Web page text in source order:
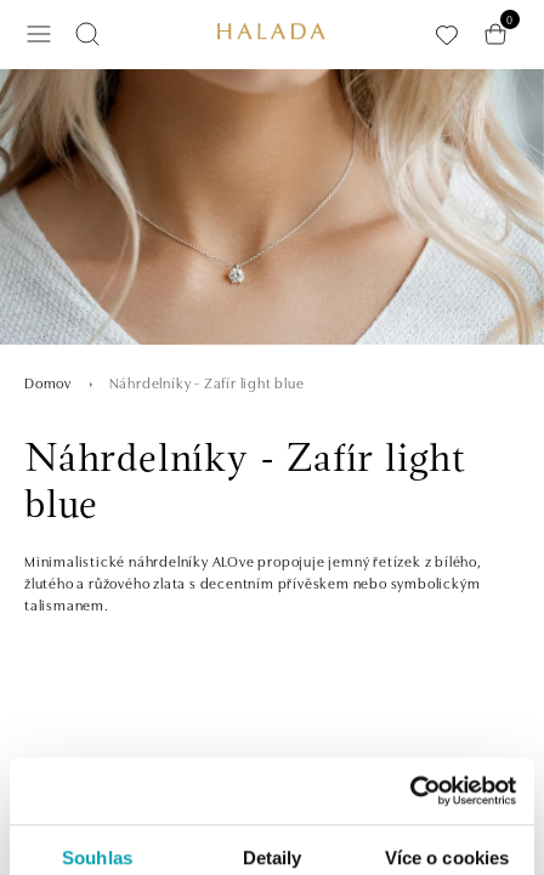
Souhlas Detaily Více o cookies
0
Domov Náhrdelníky - Zafír light blue
Náhrdelníky - Zafír light
blue
Minimalistické náhrdelníky ALOve propojuje jemný řetízek z bílého,
žlutého a růžového zlata s decentním přívěskem nebo symbolickým
talismanem.
FILTER